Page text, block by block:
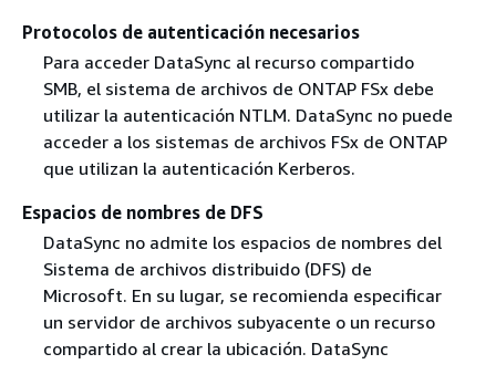
Protocolos de autenticación necesarios
Para acceder DataSync al recurso compartido
SMB, el sistema de archivos de ONTAP FSx debe
utilizar la autenticación NTLM. DataSync no puede
acceder a los sistemas de archivos FSx de ONTAP
que utilizan la autenticación Kerberos.
Espacios de nombres de DFS
DataSync no admite los espacios de nombres del
Sistema de archivos distribuido (DFS) de
Microsoft. En su lugar, se recomienda especificar
un servidor de archivos subyacente o un recurso
compartido al crear la ubicación. DataSync